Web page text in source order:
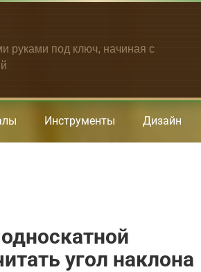
руками под ключ, начиная с
Инструменты Дизайн
угол наклона